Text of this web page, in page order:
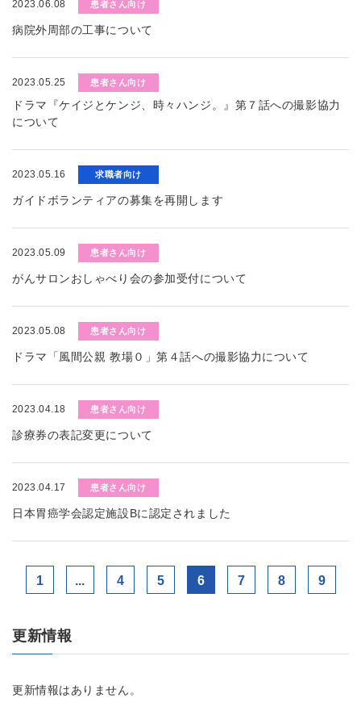
2023.06.08 患者さん向け
病院外周部の工事について
2023.05.25 患者さん向け
ドラマ『ケイジとケンジ、時々ハンジ。』第７話への撮影協力
について
2023.05.16 求職者向け
ガイドボランティアの募集を再開します
2023.05.09 患者さん向け
がんサロンおしゃべり会の参加受付について
2023.05.08 患者さん向け
ドラマ「風間公親 教場０」第４話への撮影協力について
2023.04.18 患者さん向け
診療券の表記変更について
2023.04.17 患者さん向け
日本胃癌学会認定施設Bに認定されました
1 ... 4 5 6 7 8 9
更新情報
更新情報はありません。